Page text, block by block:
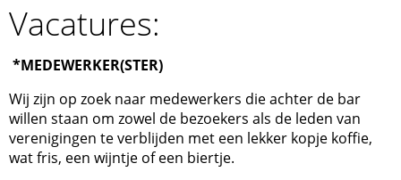
Vacatures:
*MEDEWERKER(STER)
Wij zijn op zoek naar medewerkers die achter de bar
willen staan om zowel de bezoekers als de leden van
verenigingen te verblijden met een lekker kopje koffie,
wat fris, een wijntje of een biertje.